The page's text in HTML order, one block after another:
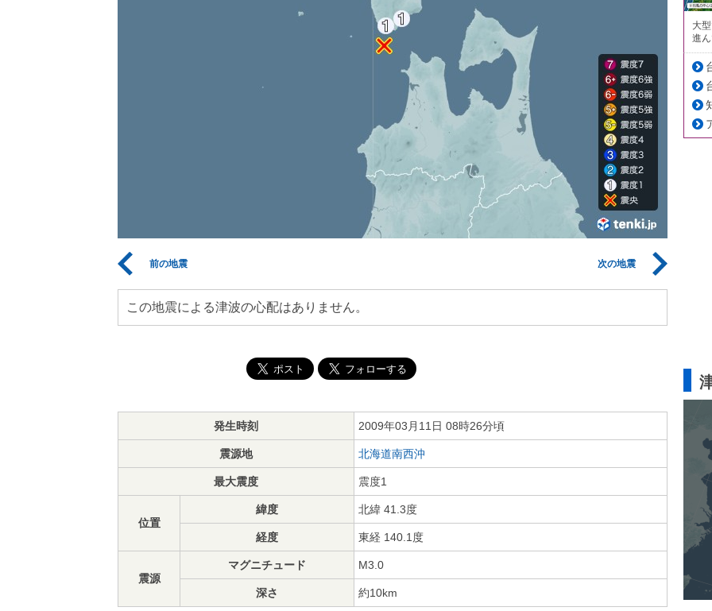
前の地震 次の地震
この地震による津波の心配はありません。
発生時刻 2009年03月11日 08時26分頃
震源地 北海道南西沖
最大震度 震度1
位置
緯度 北緯 41.3度
経度 東経 140.1度
震源
マグニチュード M3.0
深さ 約10km
大
進